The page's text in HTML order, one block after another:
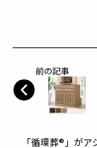
前の記事
「循環葬®︎」が